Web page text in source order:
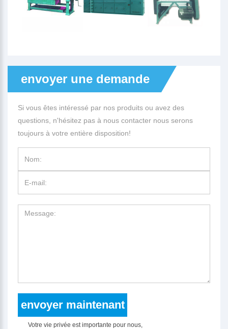
envoyer une demande
Si vous êtes intéressé par nos produits ou avez des
questions, n'hésitez pas à nous contacter nous serons
toujours à votre entière disposition!
Votre vie privée est importante pour nous,